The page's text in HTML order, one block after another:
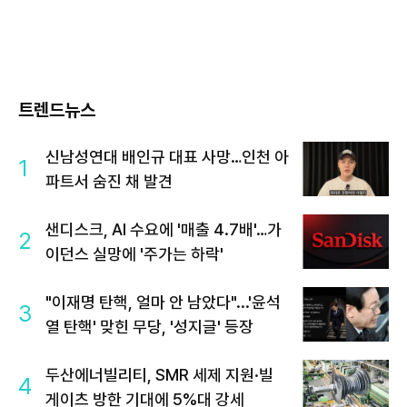
트렌드뉴스
1
신남성연대 배인규 대표 사망…인천 아
파트서 숨진 채 발견
2
샌디스크, AI 수요에 '매출 4.7배'…가
이던스 실망에 '주가는 하락'
3
"이재명 탄핵, 얼마 안 남았다"...'윤석
열 탄핵' 맞힌 무당, '성지글' 등장
4
두산에너빌리티, SMR 세제 지원·빌
게이츠 방한 기대에 5%대 강세